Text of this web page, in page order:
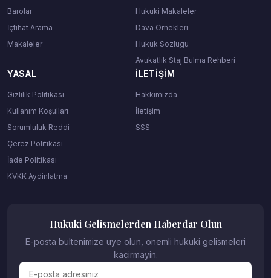
Barolar
İçtihat Arama
Makaleler
Hukuki Makaleler
Dava Ornekleri
Hukuk Sozlugu
Avukatlık Staj Bulma Rehberi
YASAL
Gizlilik Politikası
Kullanım Koşulları
Sorumluluk Reddi
Çerez Politikası
İade Politikası
KVKK Aydinlatma
İLETIŞIM
Hakkımızda
İletişim
SSS
Hukuki Gelismelerden Haberdar Olun
E-posta bultenimize uye olun, onemli hukuki gelismeleri
kacirmayin.